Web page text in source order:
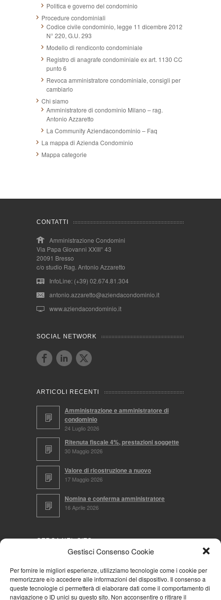
Gestisci Consenso Cookie
Per fornire le migliori esperienze, utilizziamo tecnologie come i cookie per
memorizzare e/o accedere alle informazioni del dispositivo. Il consenso a
queste tecnologie ci permetterà di elaborare dati come il comportamento di
navigazione o ID unici su questo sito. Non acconsentire o ritirare il
Politica e governo del condominio
Procedure condominiali
Codice civile condominio, legge 11 dicembre 2012
N° 220, G.U. 293
Modello di rendiconto condominiale
Registro di anagrafe condominiale ex art. 1130 CC
punto 6
Revoca amministratore condominiale, consigli per
cambiarlo
Chi siamo
Amministratore di condominio Milano – rag.
Antonio Azzaretto
La Community Aziendacondominio – Faq
La mappa di Azienda Condominio
Mappa categorie
CONTATTI
Amministrazione Condomini
Via Papa Giovanni XXIII° 43
20091 Bresso
c/o studio Rag. Antonio Azzaretto
InfoLine: (+39) 02.674.81.304
antonio.azzaretto@aziendacondominio.it
www.aziendacondominio.it
SOCIAL NETWORK
ARTICOLI RECENTI
Amministrazione e amministratore di
condominio
24 Luglio 2026
Ritenuta fiscale 4%, prestazioni soggette
30 Maggio 2026
Valore di ricostruzione a nuovo
17 Maggio 2026
Nomina e conferma amministratore
16 Aprile 2026
CERCA NEL SITO
NAVIGA PER